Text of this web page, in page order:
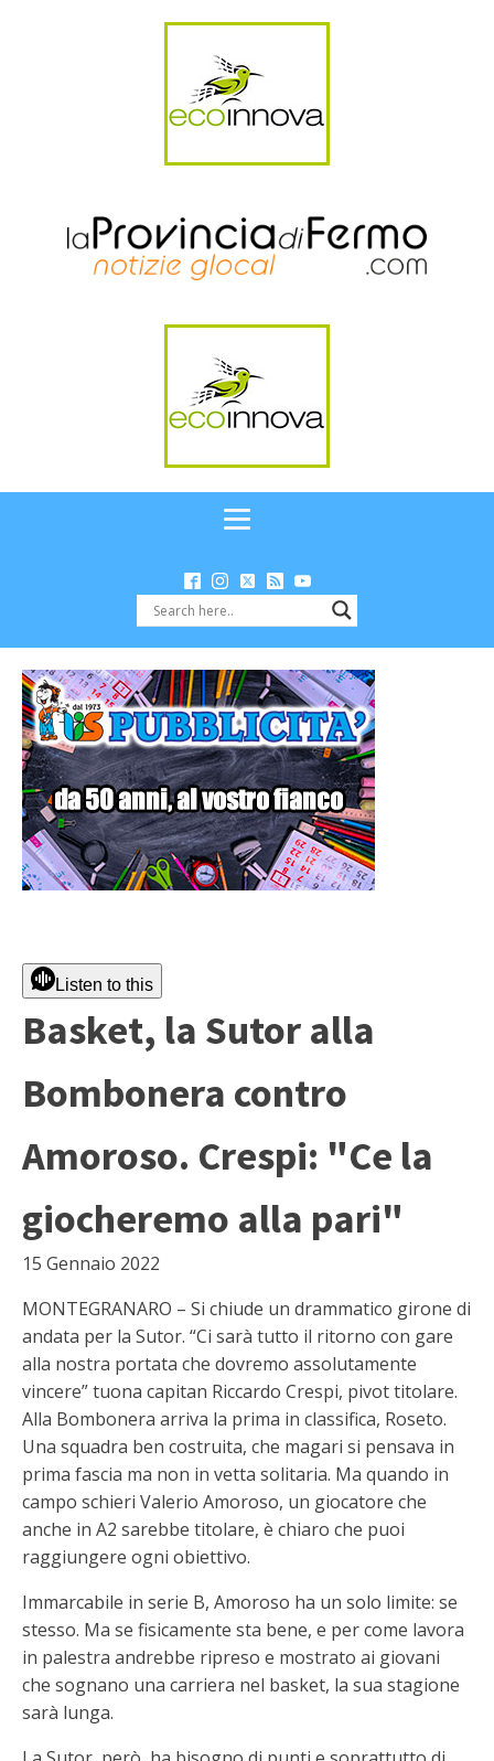
Listen to this
Basket, la Sutor alla
Bombonera contro
Amoroso. Crespi: "Ce la
giocheremo alla pari"
15 Gennaio 2022
MONTEGRANARO – Si chiude un drammatico girone di
andata per la Sutor. “Ci sarà tutto il ritorno con gare
alla nostra portata che dovremo assolutamente
vincere” tuona capitan Riccardo Crespi, pivot titolare.
Alla Bombonera arriva la prima in classifica, Roseto.
Una squadra ben costruita, che magari si pensava in
prima fascia ma non in vetta solitaria. Ma quando in
campo schieri Valerio Amoroso, un giocatore che
anche in A2 sarebbe titolare, è chiaro che puoi
raggiungere ogni obiettivo.
Immarcabile in serie B, Amoroso ha un solo limite: se
stesso. Ma se fisicamente sta bene, e per come lavora
in palestra andrebbe ripreso e mostrato ai giovani
che sognano una carriera nel basket, la sua stagione
sarà lunga.